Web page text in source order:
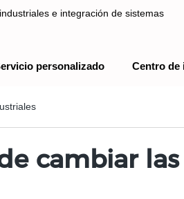
e integración de sistemas
personalizado Centro de
cambiar